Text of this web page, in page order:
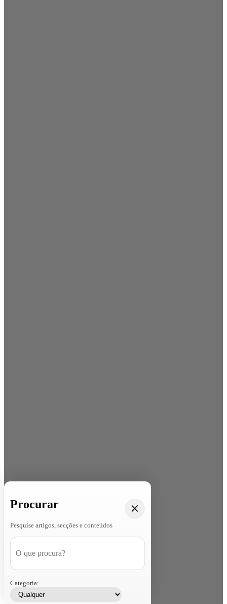
Procurar
Pesquise artigos, secções e conteúdos
Categoria: